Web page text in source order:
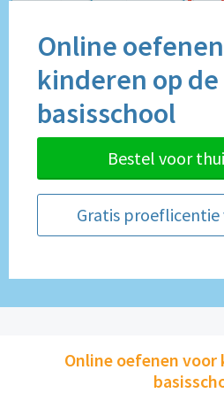
Online
kinderen op de
basisschool
Bestel voor
Gratis proeflicentie
Online oefenen voor